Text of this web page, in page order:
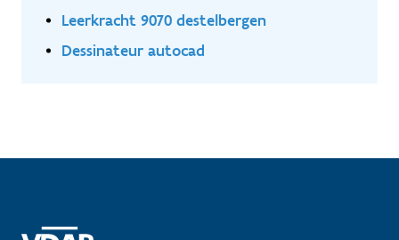
Leerkracht 9070 destelbergen
Dessinateur autocad